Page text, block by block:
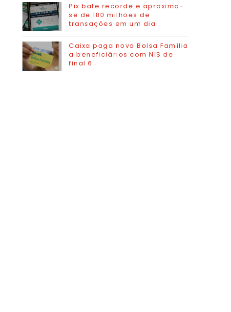
Pix bate recorde e aproxima-
se de 180 milhões de
transações em um dia
Caixa paga novo Bolsa Família
a beneficiários com NIS de
final 6